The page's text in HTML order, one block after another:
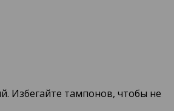
Избегайте тампонов, чтобы не